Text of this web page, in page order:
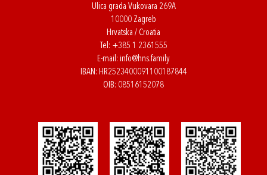
Ulica grada Vukovara 269A
10000 Zagreb
Hrvatska / Croatia
Tel: +385 1 2361555
E-mail: info@hns.family
IBAN: HR2523400091100187844
OIB: 08516152078